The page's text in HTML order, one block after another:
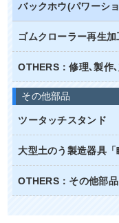
バックホウ(パワーシ
ゴムクローラー再生加
OTHERS：修理､製作
その他部品
ツータッチスタンド
大型土のう製造器具「
OTHERS：その他部品